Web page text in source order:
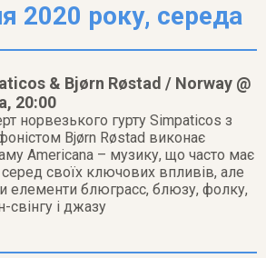
2020 року, середа
& Bjørn Røstad / Norway @
20:00
норвезького гурту Simpaticos з
Bjørn Røstad виконає
Americana – музику, що часто має
серед своїх ключових впливів, але
елементи блюграсс, блюзу, фолку,
свінгу і джазу